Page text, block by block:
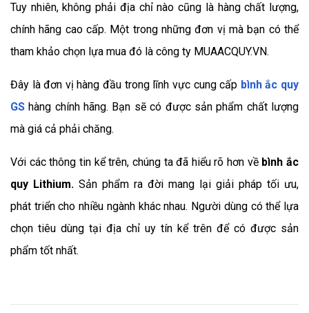
Tuy nhiên, không phải địa chỉ nào cũng là hàng chất lượng,
chính hãng cao cấp. Một trong những đơn vị mà bạn có thể
tham khảo chọn lựa mua đó là công ty MUAACQUY.VN.
Đây là đơn vị hàng đầu trong lĩnh vực cung cấp bình ắc quy
GS hàng chính hãng. Bạn sẽ có được sản phẩm chất lượng
mà giá cả phải chăng.
Với các thông tin kể trên, chúng ta đã hiểu rõ hơn về bình ắc
quy Lithium. Sản phẩm ra đời mang lại giải pháp tối ưu,
phát triển cho nhiều ngành khác nhau. Người dùng có thể lựa
chọn tiêu dùng tại địa chỉ uy tín kể trên để có được sản
phẩm tốt nhất.